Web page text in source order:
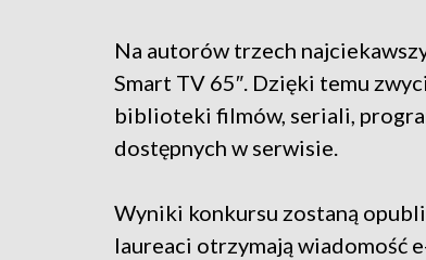
Na autorów trzech
Smart TV 65″. Dzięki temu
biblioteki filmów, seriali,
dostępnych w serwisie.
Wyniki konkursu zostaną
laureaci otrzymają wiadomość